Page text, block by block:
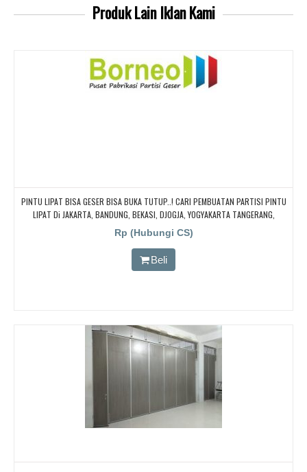
Produk LainIklan Kami
PINTU LIPAT BISA GESER BISA BUKA TUTUP..! CARI PEMBUATAN PARTISI PINTU
LIPAT Di JAKARTA, BANDUNG, BEKASI, DJOGJA, YOGYAKARTA TANGERANG,
BOGOR,. BORNEO PABRIK PARTISI PINTU LIPAT, Pintu Lipat Kedap Suara
Rp (Hubungi CS)
Beli